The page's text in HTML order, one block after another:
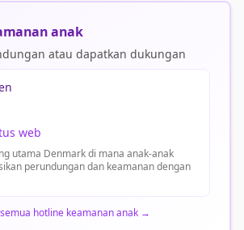
anak
atau dapatkan dukungan
web
utama Denmark di mana anak-anak
perundungan dan keamanan dengan
hotline keamanan anak →